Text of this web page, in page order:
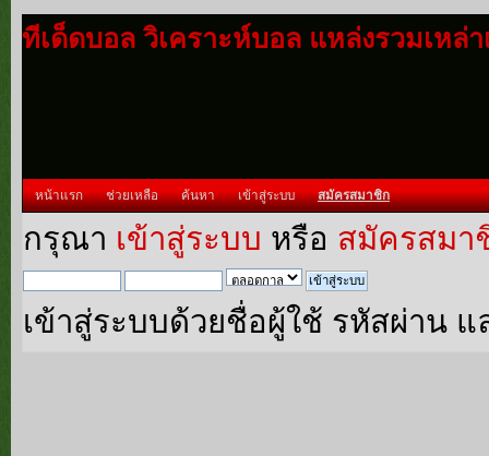
ทีเด็ดบอล วิเคราะห์บอล แหล่งรวมเหล่
หน้าแรก ช่วยเหลือ ค้นหา เข้าสู่ระบบ สมัครสมาชิก
กรุณา เข้าสู่ระบบ หรือ สมัครสมา
เข้าสู่ระบบด้วยชื่อผู้ใช้ รหัสผ่าน แ